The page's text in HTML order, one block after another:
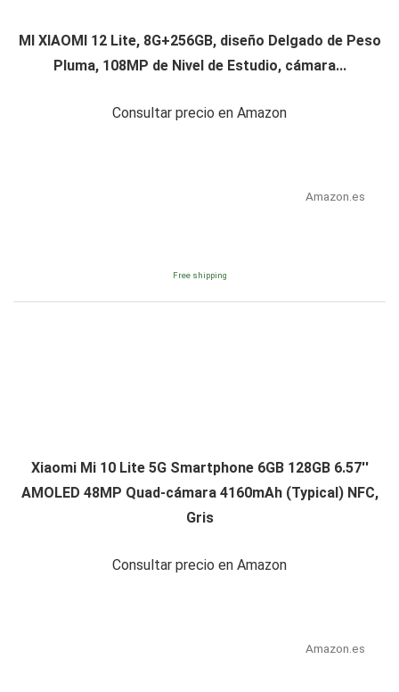
MI XIAOMI 12 Lite, 8G+256GB, diseño Delgado de Peso
Pluma, 108MP de Nivel de Estudio, cámara...
Consultar precio en Amazon
Amazon.es
Free shipping
Xiaomi Mi 10 Lite 5G Smartphone 6GB 128GB 6.57''
AMOLED 48MP Quad-cámara 4160mAh (Typical) NFC,
Gris
Consultar precio en Amazon
Amazon.es